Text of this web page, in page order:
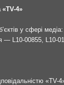
4»
у сфері медіа:
— L10-00855, L10-
«TV-